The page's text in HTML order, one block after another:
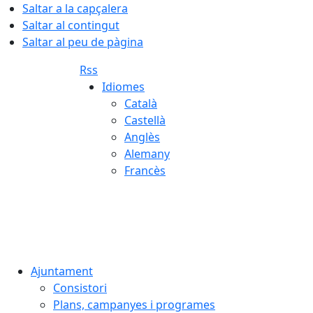
Saltar a la capçalera
Saltar al contingut
Saltar al peu de pàgina
Rss
Idiomes
Català
Castellà
Anglès
Alemany
Francès
Ajuntament
Consistori
Plans, campanyes i programes